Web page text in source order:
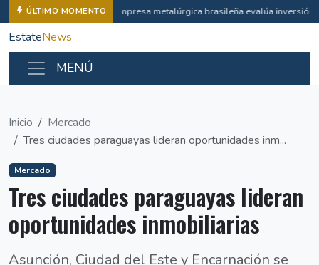
ÚLTIMO MOMENTO Empresa metalúrgica brasileña evalúa inversión
EstateNews
MENÚ
Inicio
Mercado
Tres ciudades paraguayas lideran oportunidades inm...
Mercado
Tres ciudades paraguayas lideran
oportunidades inmobiliarias
Asunción, Ciudad del Este y Encarnación se